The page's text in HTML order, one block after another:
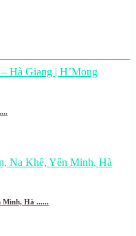
Minh, Hà ......